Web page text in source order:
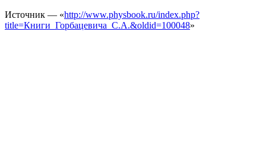
Источник — «http://www.physbook.ru/index.php?
title=Книги_Горбацевича_С.А.&oldid=100048»